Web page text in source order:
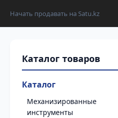
Начать продавать на Satu.kz
Каталог
Механизированные
инструменты